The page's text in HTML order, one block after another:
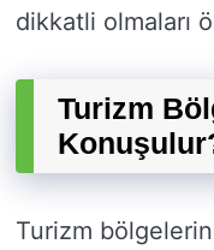
dikkatli olmaları
Turizm
Turizm